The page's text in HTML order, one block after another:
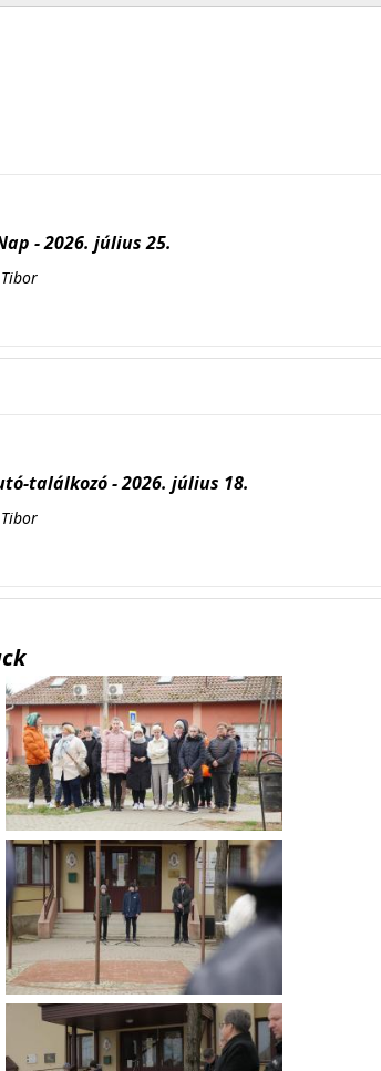
- 2026. július 25.
találkozó - 2026. július 18.